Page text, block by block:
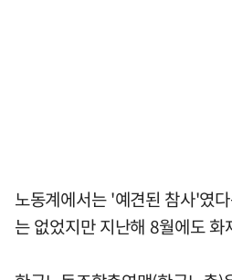
노동계에서는 '예견된 참사'였
는 없었지만 지난해 8월에도 화